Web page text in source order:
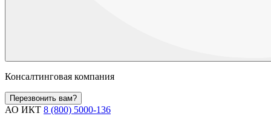
Консалтинговая компания
Перезвонить вам?
АО ИКТ 8 (800) 5000-136